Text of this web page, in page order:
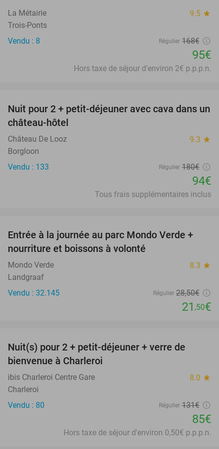
La Métairie 9.5 star
Trois-Ponts
Vendu : 8
Régulier 168€
95€
Hors taxe de séjour d'environ 2€ p.p.p.n.
48%
Nuit pour 2 + petit-déjeuner avec cava dans un
château-hôtel
Château De Looz 9.3 star
Borgloon
Vendu : 133
Régulier 180€
94€
Tous frais supplémentaires inclus
25%
Entrée à la journée au parc Mondo Verde +
nourriture et boissons à volonté
Mondo Verde 8.3 star
Landgraaf
Vendu : 32.145
Régulier 28,50€
21 ,50€
Nuit(s) pour 2 + petit-déjeuner + verre de
bienvenue à Charleroi
ibis Charleroi Centre Gare 8.0 star
Charleroi
Vendu : 80
Régulier 131€
85€
Hors taxe de séjour d'environ 0,50€ p.p.p.n.